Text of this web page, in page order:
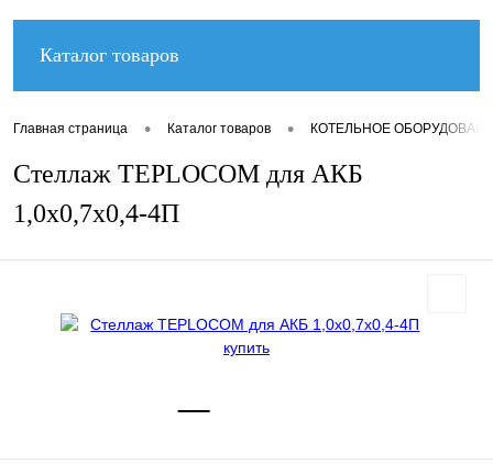
Каталог товаров
Главная страница • Каталог товаров • КОТЕЛЬНОЕ
Стеллаж TEPLOCOM для АКБ
1,0х0,7х0,4-4П